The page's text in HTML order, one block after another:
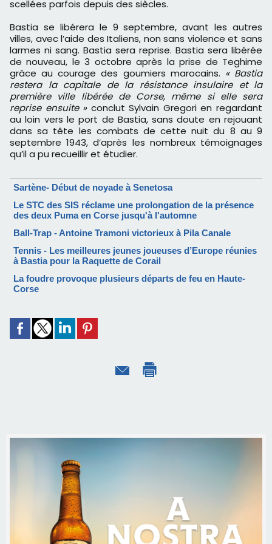
scellées parfois depuis des siècles.
Bastia se libérera le 9 septembre, avant les autres
villes, avec l’aide des Italiens, non sans violence et sans
larmes ni sang. Bastia sera reprise. Bastia sera libérée
de nouveau, le 3 octobre après la prise de Teghime
grâce au courage des goumiers marocains. « Bastia
restera la capitale de la résistance insulaire et la
première ville libérée de Corse, même si elle sera
reprise ensuite »conclut Sylvain Gregori en regardant
au loin vers le port de Bastia, sans doute en rejouant
dans sa tête les combats de cette nuit du 8 au 9
septembre 1943, d’après les nombreux témoignages
qu’il a pu recueillir et étudier.
Sartène- Début de noyade à Senetosa
Le STC des SIS réclame une prolongation de la présence
des deux Puma en Corse jusqu'à l'automne
Ball-Trap - Antoine Tramoni victorieux à Pila Canale
Tennis - Les meilleures jeunes joueuses d’Europe réunies
à Bastia pour la Raquette de Corail
La foudre provoque plusieurs départs de feu en Haute-
Corse